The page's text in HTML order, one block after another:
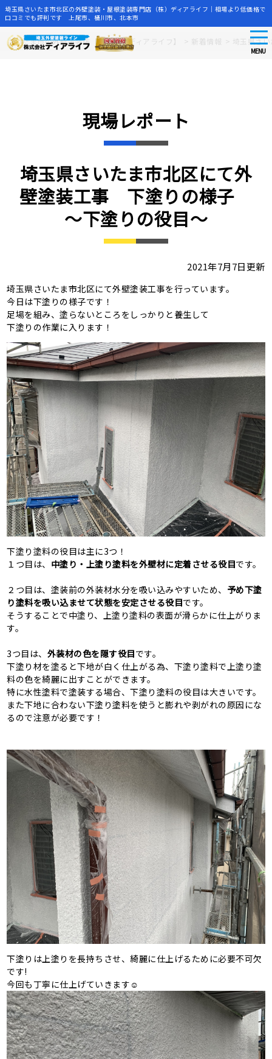
Skip
to
埼玉県さいたま市北区の外壁塗装・屋根塗装専門店（株）ディアライフ｜相場より低価格で
口コミでも評判です 上尾市、桶川市、北本市
MENU
さいたま市の外壁塗装店【株式会社ディアライフ】 新着情報 埼玉県さ
現場レポート
埼玉県さいたま市北区にて外
壁塗装工事 下塗りの様子
～下塗りの役目～
2021年7月7日更新
埼玉県さいたま市北区にて外壁塗装工事を行っています。
今日は下塗りの様子です！
足場を組み、塗らないところをしっかりと養生して
下塗りの作業に入ります！
下塗り塗料の役目は主に3つ！
１つ目は、 中塗り・上塗り塗料を外壁材に定着させる役目です。
２つ目は、塗装前の外装材水分を吸い込みやすいため、 予め下塗
り塗料を吸い込ませて状態を安定させる役目です。
そうすることで中塗り、上塗り塗料の表面が滑らかに仕上がりま
す。
3つ目は、 外装材の色を隠す役目です。
下塗り材を塗ると下地が白く仕上がる為、下塗り塗料で上塗り塗
料の色を綺麗に出すことができます。
特に水性塗料で塗装する場合、下塗り塗料の役目は大きいです。
また下地に合わない下塗り塗料を使うと膨れや剥がれの原因にな
るので注意が必要です！
下塗りは上塗りを長持ちさせ、綺麗に仕上げるために必要不可欠
です!
今回も丁寧に仕上げていきます☺